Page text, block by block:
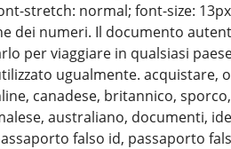
stretch: normal; font-size:
dei numeri. Il documento
per viaggiare in qualsiasi
ugualmente. acquistare,
canadese, britannico, sporco,
australiano, documenti,
falso id, passaporto